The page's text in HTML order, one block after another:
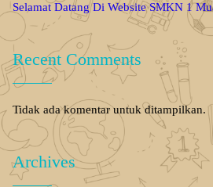
Selamat Datang Di Website SMKN 1
Recent Comments
Tidak ada komentar untuk ditampilkan.
Archives